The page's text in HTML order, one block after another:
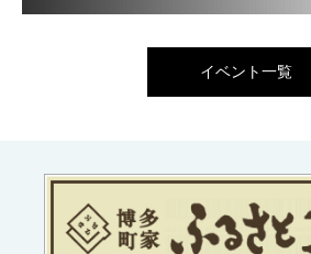
イベント一覧